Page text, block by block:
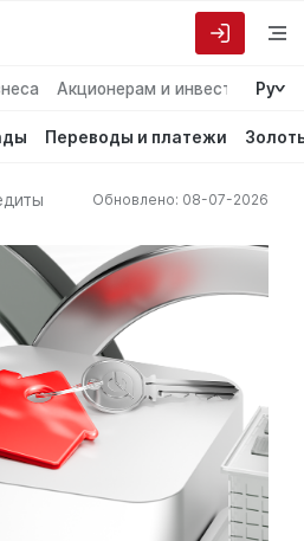
Акционерам и инвесторам
Ру
Переводы и платежи
Обновлено: 08-07-2026